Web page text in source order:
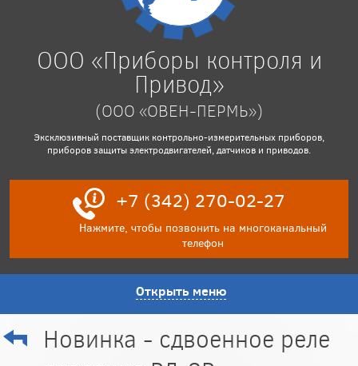
ООО «Приборы контроля и
Привод»
(ООО «ОВЕН-ПЕРМЬ»)
Эксклюзивный поставщик контрольно-измерительных приборов,
приборов защиты электродвигателей, датчиков и приводов.
+7 (342) 270-02-27
Нажмите, чтобы позвонить на многоканальный
телефон
Открыть меню
Новинка - сдвоенное реле